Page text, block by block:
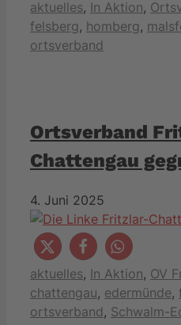
Kategorien
aktuelles, In Aktion,
felsberg, homberg,
ortsverband
Ortsverband
Chattengau
4. Juni 2025
Kategorien
aktuelles, In Aktion, OV
chattengau, edermünde,
ortsverband, Schwalm-